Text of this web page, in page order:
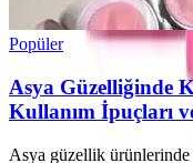
Popüler
Asya Güzelliğinde
Kullanım İpuçları
Asya güzellik